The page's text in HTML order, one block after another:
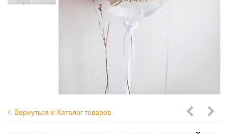
Вернуться к: Каталог товаров